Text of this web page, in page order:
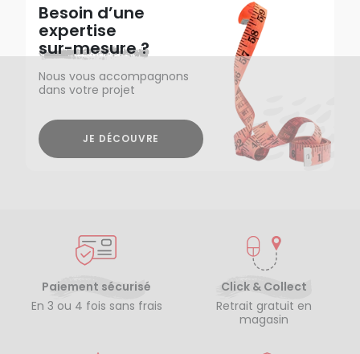
Besoin d’une
expertise
sur-mesure ?
Nous vous accompagnons
dans votre projet
JE DÉCOUVRE
Paiement sécurisé
En 3 ou 4 fois sans frais
Click & Collect
Retrait gratuit en
magasin